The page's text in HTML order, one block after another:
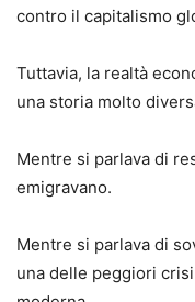
contro il capitalismo
Tuttavia, la realtà
una storia molto
Mentre si parlava di
emigravano.
Mentre si parlava di
una delle peggiori